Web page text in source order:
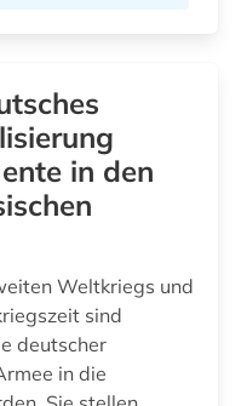
in den
Weltkriegs und
sind
deutscher
in die